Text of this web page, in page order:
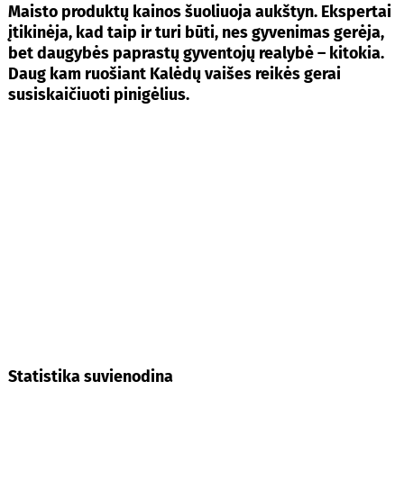
Maisto produktų kainos šuoliuoja aukštyn. Ekspertai
įtikinėja, kad taip ir turi būti, nes gyvenimas gerėja,
bet daugybės paprastų gyventojų realybė – kitokia.
Daug kam ruošiant Kalėdų vaišes reikės gerai
susiskaičiuoti pinigėlius.
Statistika suvienodina